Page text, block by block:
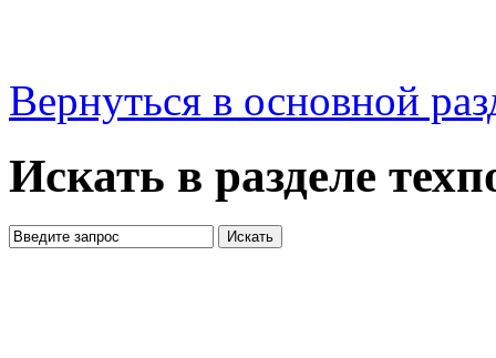
Вернуться в основной
Искать в разделе